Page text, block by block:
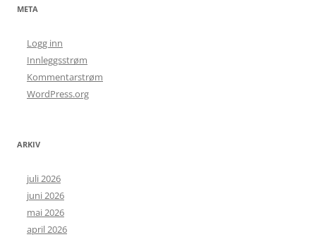
META
Logg inn
Innleggsstrøm
Kommentarstrøm
WordPress.org
ARKIV
juli 2026
juni 2026
mai 2026
april 2026